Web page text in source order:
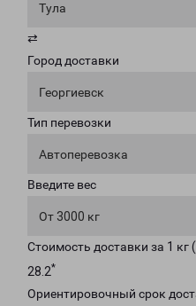
Тула
⇄
Город доставки
Георгиевск
Тип перевозки
Автоперевозка
Введите вес
От 3000 кг
Стоимость доставки за 1
28.2*
Ориентировочный срок